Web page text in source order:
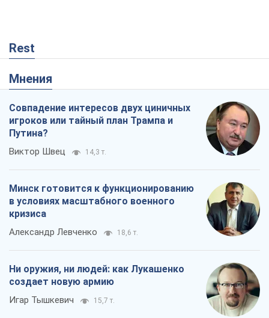
Rest
Мнения
Совпадение интересов двух циничных
игроков или тайный план Трампа и
Путина?
Виктор Швец 14,3 т.
Минск готовится к функционированию
в условиях масштабного военного
кризиса
Александр Левченко 18,6 т.
Ни оружия, ни людей: как Лукашенко
создает новую армию
Игар Тышкевич 15,7 т.